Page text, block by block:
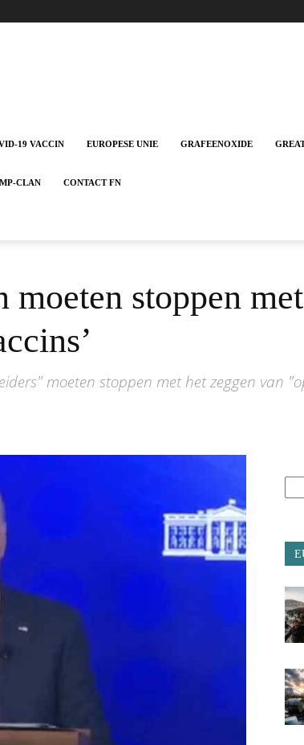
19 VACCIN EUROPESE UNIE GRAFEENOXIDE
CLAN CONTACT FN
moeten stoppen
moeten stoppen met het zeggen van